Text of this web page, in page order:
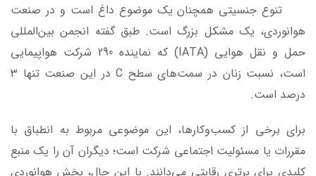
تنوع جنسیتی همچنان یک موضوع داغ است و در صنعت
هوانوردی، یک مشکل بزرگ است. طبق گفته انجمن بین‌المللی
حمل و نقل هوایی (IATA) که نماینده 290 شرکت هواپیمایی
است، نسبت زنان در سمت‌های سطح C در این صنعت تنها 3
درصد است.
برای برخی از کسب‌وکارها، این موضوعی مربوط به انطباق با
مقررات یا مسئولیت اجتماعی شرکت است؛ دیگران آن را یک منبع
کلیدی برای برتری رقابتی می‌دانند. با این حال، بخش هوانوردی